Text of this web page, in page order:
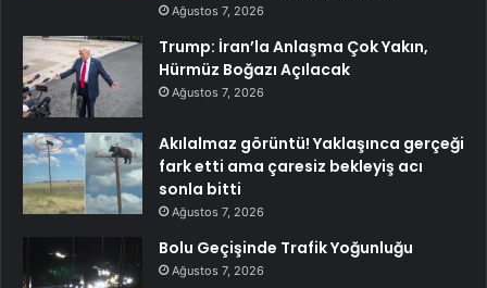
Ağustos 7, 2026
Trump: İran’la Anlaşma Çok Yakın,
Hürmüz Boğazı Açılacak
Ağustos 7, 2026
Akılalmaz görüntü! Yaklaşınca gerçeği
fark etti ama çaresiz bekleyiş acı
sonla bitti
Ağustos 7, 2026
Bolu Geçişinde Trafik Yoğunluğu
Ağustos 7, 2026